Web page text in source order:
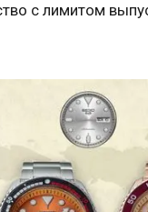
с лимитом